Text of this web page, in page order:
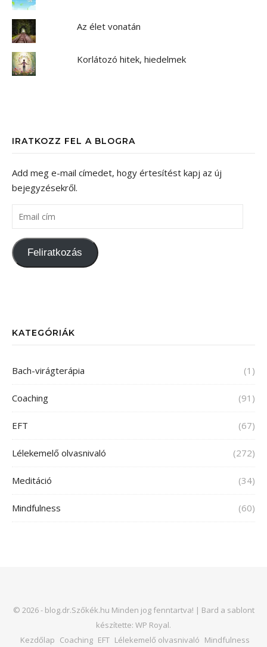
Az élet vonatán
Korlátozó hitek, hiedelmek
IRATKOZZ FEL A BLOGRA
Add meg e-mail címedet, hogy értesítést kapj az új
bejegyzésekről.
Feliratkozás
KATEGÓRIÁK
Bach-virágterápia (1)
Coaching (91)
EFT (67)
Lélekemelő olvasnivaló (272)
Meditáció (34)
Mindfulness (60)
© 2026 - blog.dr.Szőkék.hu Minden jog fenntartva! | Bard a sablont
készítette: WP Royal.
Kezdőlap Coaching EFT Lélekemelő olvasnivaló Mindfulness